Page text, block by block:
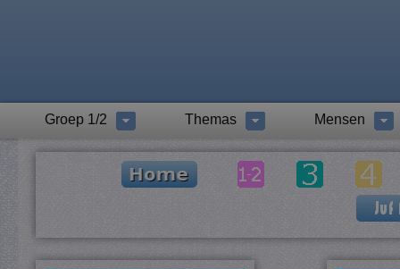
Groep 1/2 Themas Mensen